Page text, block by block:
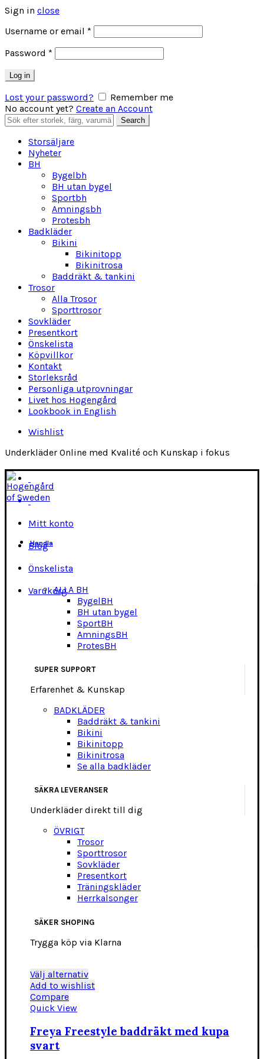
Sign in close
Username or email *
Password *
Log in
Lost your password?
Remember me
No account yet? Create an Account
Search
for:
Search
Storsäljare
Nyheter
BH
Bygelbh
BH utan bygel
Sportbh
Amningsbh
Protesbh
Badkläder
Bikini
Bikinitopp
Bikinitrosa
Baddräkt & tankini
Trosor
Alla Trosor
Sporttrosor
Sovkläder
Presentkort
Önskelista
Köpvillkor
Kontakt
Storleksråd
Personliga utprovningar
Livet hos Hogengård
Lookbook in English
Wishlist
Underkläder Online med Kvalité och Kunskap i fokus
Mitt konto
Blog
Önskelista
Varukorg
Handla
ALLA BH
BygelBH
BH utan bygel
SportBH
AmningsBH
ProtesBH
SUPER SUPPORT
Erfarenhet & Kunskap
BADKLÄDER
Baddräkt & tankini
Bikini
Bikinitopp
Bikinitrosa
Se alla badkläder
SÄKRA LEVERANSER
Underkläder direkt till dig
ÖVRIGT
Trosor
Sporttrosor
Sovkläder
Presentkort
Träningskläder
Herrkalsonger
SÄKER SHOPING
Trygga köp via Klarna
Välj alternativDen
här
varianter.
Add to wishlist
Compare
Quick View
Freya Freestyle baddräkt med kupa
svart